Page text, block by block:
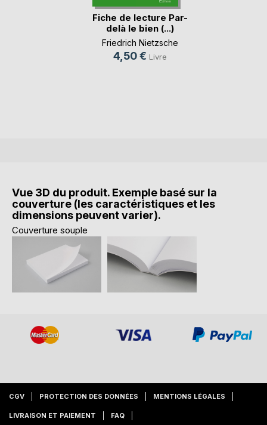
Fiche de lecture Par-
delà le bien (...)
Friedrich Nietzsche
4,50 € Livre
Vue 3D du produit. Exemple basé sur la
couverture (les caractéristiques et les
dimensions peuvent varier).
Couverture souple
CGV PROTECTION DES DONNÉES MENTIONS LÉGALES
LIVRAISON ET PAIEMENT FAQ